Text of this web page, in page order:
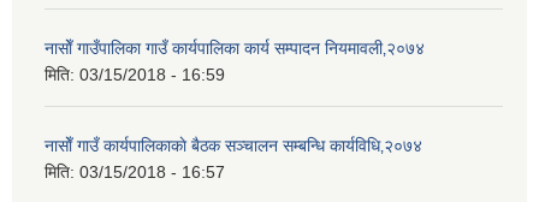
नासाेँ गाउँपालिका गाउँ कार्यपालिका कार्य सम्पादन नियमावली‚२०७४
मिति: 03/15/2018 - 16:59
नासाेँ गाउँ कार्यपालिकाकाे बैठक सञ्चालन सम्बन्धि कार्यविधि‚२०७४
मिति: 03/15/2018 - 16:57